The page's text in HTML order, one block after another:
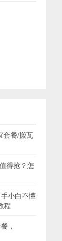
套餐/搬瓦
得抢？怎
小白不懂
程
，